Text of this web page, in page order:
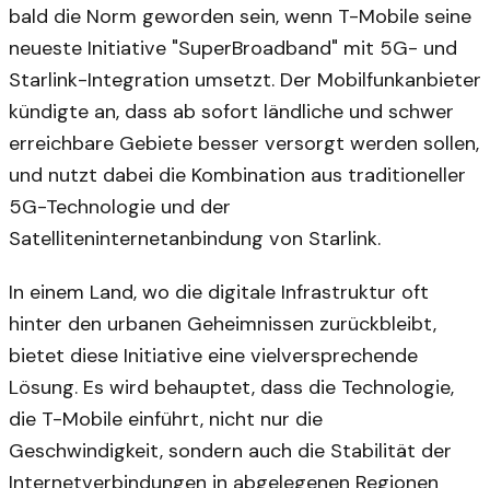
bald die Norm geworden sein, wenn T-Mobile seine
neueste Initiative "SuperBroadband" mit 5G- und
Starlink-Integration umsetzt. Der Mobilfunkanbieter
kündigte an, dass ab sofort ländliche und schwer
erreichbare Gebiete besser versorgt werden sollen,
und nutzt dabei die Kombination aus traditioneller
5G-Technologie und der
Satelliteninternetanbindung von Starlink.
In einem Land, wo die digitale Infrastruktur oft
hinter den urbanen Geheimnissen zurückbleibt,
bietet diese Initiative eine vielversprechende
Lösung. Es wird behauptet, dass die Technologie,
die T-Mobile einführt, nicht nur die
Geschwindigkeit, sondern auch die Stabilität der